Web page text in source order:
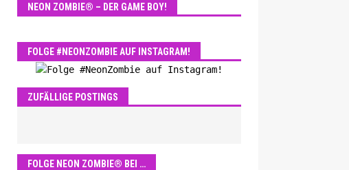
NEON ZOMBIE® – DER GAME BOY!
FOLGE #NEONZOMBIE AUF INSTAGRAM!
ZUFÄLLIGE POSTINGS
FOLGE NEON ZOMBIE® BEI …